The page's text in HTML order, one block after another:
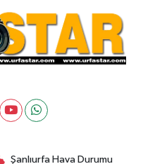
Şanlıurfa Hava Durumu